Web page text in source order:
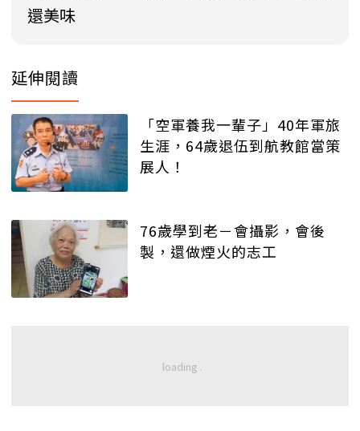
還美味
延伸閱讀
「空軍養我一輩子」40年軍旅
生涯，64歲退伍到航教館當策
展人！
76歲學到老－會攝影，會後
製，還做煙火的志工